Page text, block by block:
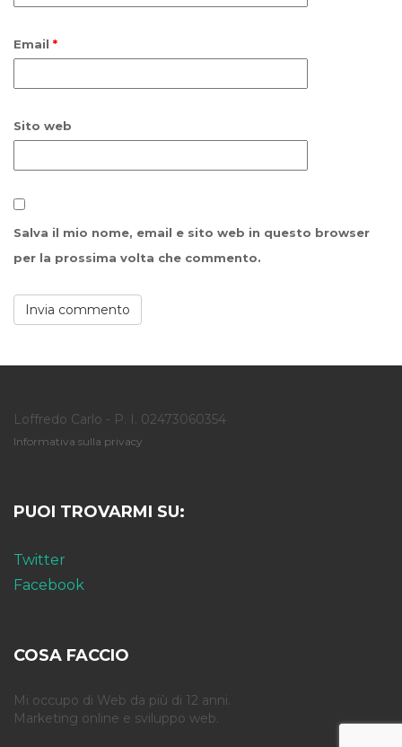
Email *
Sito web
Salva il mio nome, email e sito web in questo browser
per la prossima volta che commento.
Loffredo Carlo - P. I. 02473060354
Informativa sulla privacy
PUOI TROVARMI SU:
Twitter
Facebook
COSA FACCIO
Mi occupo di Web da più di 12 anni.
Marketing online e sviluppo web.